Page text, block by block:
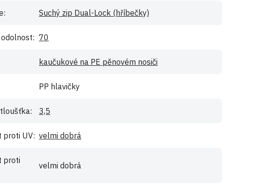
: Suchý zip Dual-Lock (hříbečky)
: 70
kaučukové na PE pěnovém nosiči
PP hlavičky
: 3,5
proti UV: velmi dobrá
proti
velmi dobrá